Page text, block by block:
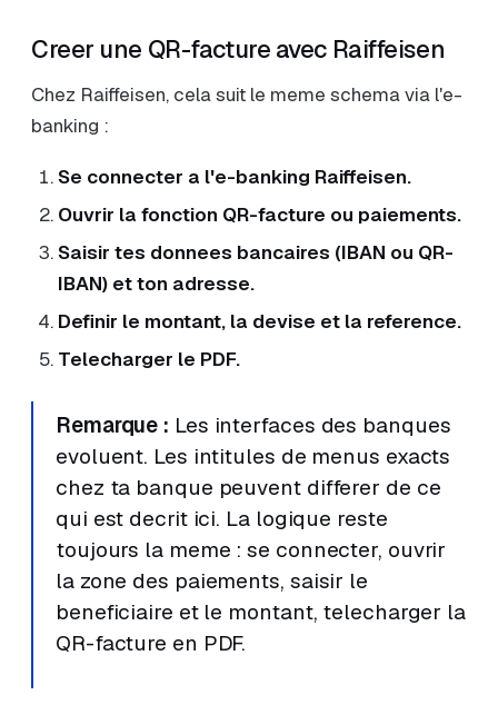
Creer une QR-facture avec Raiffeisen
Chez Raiffeisen, cela suit le meme schema via l'e-
banking :
Se connecter a l'e-banking Raiffeisen.
Ouvrir la fonction QR-facture ou paiements.
Saisir tes donnees bancaires (IBAN ou QR-
IBAN) et ton adresse.
Definir le montant, la devise et la reference.
Telecharger le PDF.
Remarque : Les interfaces des banques
evoluent. Les intitules de menus exacts
chez ta banque peuvent differer de ce
qui est decrit ici. La logique reste
toujours la meme : se connecter, ouvrir
la zone des paiements, saisir le
beneficiaire et le montant, telecharger la
QR-facture en PDF.